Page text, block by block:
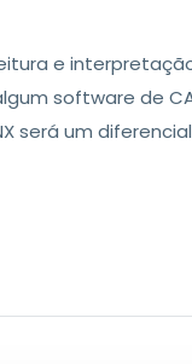
e
software de
será um diferencial